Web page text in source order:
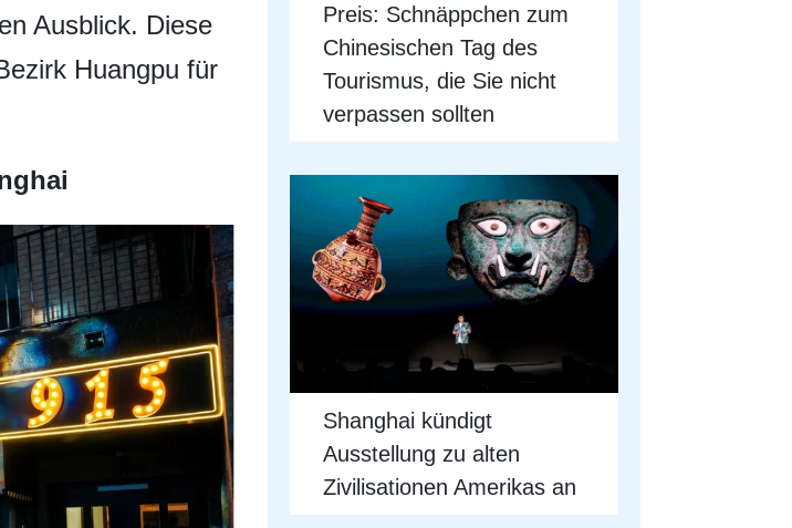
Ausblick. Diese
Huangpu für
Preis: Schnäppchen zum
Chinesischen Tag des
Tourismus, die Sie nicht
verpassen sollten
Shanghai kündigt
Ausstellung zu alten
Zivilisationen Amerikas an